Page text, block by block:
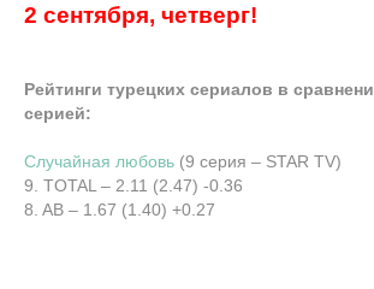
2 сентября, четверг!
Рейтинги турецких сериалов в
серией:
Случайная любовь (9 серия – STAR TV)
9. TOTAL – 2.11 (2.47) -0.36
8. AB – 1.67 (1.40) +0.27